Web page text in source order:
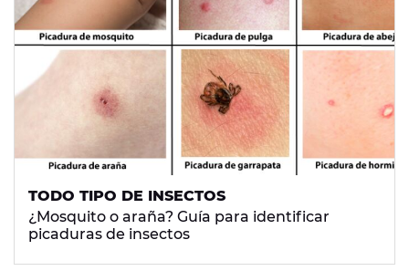
TODO TIPO DE INSECTOS
¿Mosquito o araña? Guía para identificar
picaduras de insectos